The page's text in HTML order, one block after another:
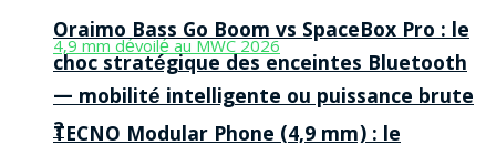
TECNO Modular Phone (4,9 mm) : le
Oraimo Bass Go Boom vs SpaceBox Pro : le
choc stratégique des enceintes Bluetooth
— mobilité intelligente ou puissance brute
?